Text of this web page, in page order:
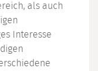
als auch
Interesse